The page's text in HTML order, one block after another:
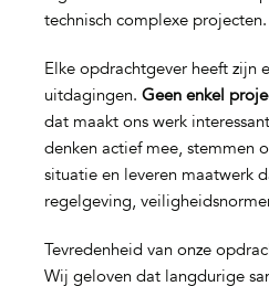
technisch complexe projecten.
Elke opdrachtgever heeft zijn
uitdagingen. Geen enkel
dat maakt ons werk
denken actief mee, stemmen
situatie en leveren maatwerk
regelgeving,
Tevredenheid van onze
Wij geloven dat langdurige